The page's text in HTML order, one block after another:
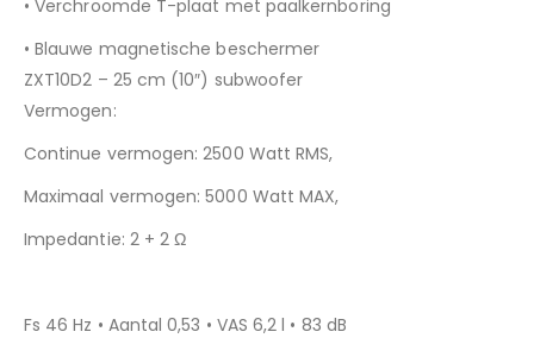
• Verchroomde T-plaat met paalkernboring
• Blauwe magnetische beschermer
ZXT10D2 – 25 cm (10″) subwoofer
Vermogen:
Continue vermogen: 2500 Watt RMS,
Maximaal vermogen: 5000 Watt MAX,
Impedantie: 2 + 2 Ω
Fs 46 Hz • Aantal 0,53 • VAS 6,2 l • 83 dB